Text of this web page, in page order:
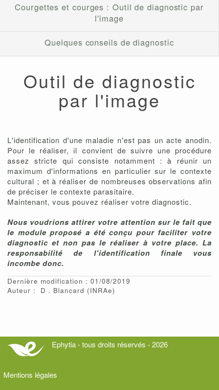
Courgettes et courges : Outil de diagnostic par
l'image
Quelques conseils de diagnostic
Outil de diagnostic
par l'image
L'identification d'une maladie n'est pas un acte anodin.
Pour le réaliser, il convient de suivre une procédure
assez stricte qui consiste notamment : à réunir un
maximum d'informations en particulier sur le contexte
cultural ; et à réaliser de nombreuses observations afin
de préciser le contexte parasitaire.
Maintenant, vous pouvez réaliser votre diagnostic.
Nous voudrions attirer votre attention sur le fait que
le module proposé a été conçu pour faciliter votre
diagnostic et non pas le réaliser à votre place. La
responsabilité de l'identification finale vous
incombe donc.
Dernière modification : 01/08/2019
Auteur :
D Blancard (INRAe)
Ephytia - tous droits réservés - 2026
Mentions légales